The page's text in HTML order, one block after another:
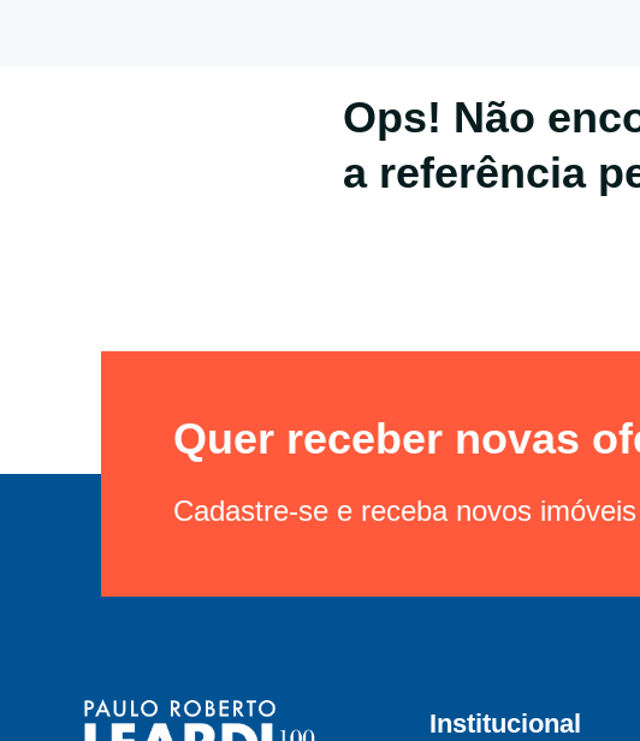
Ops! Não
a referência
Quer receber novas
Cadastre-se e receba novos
Institucional